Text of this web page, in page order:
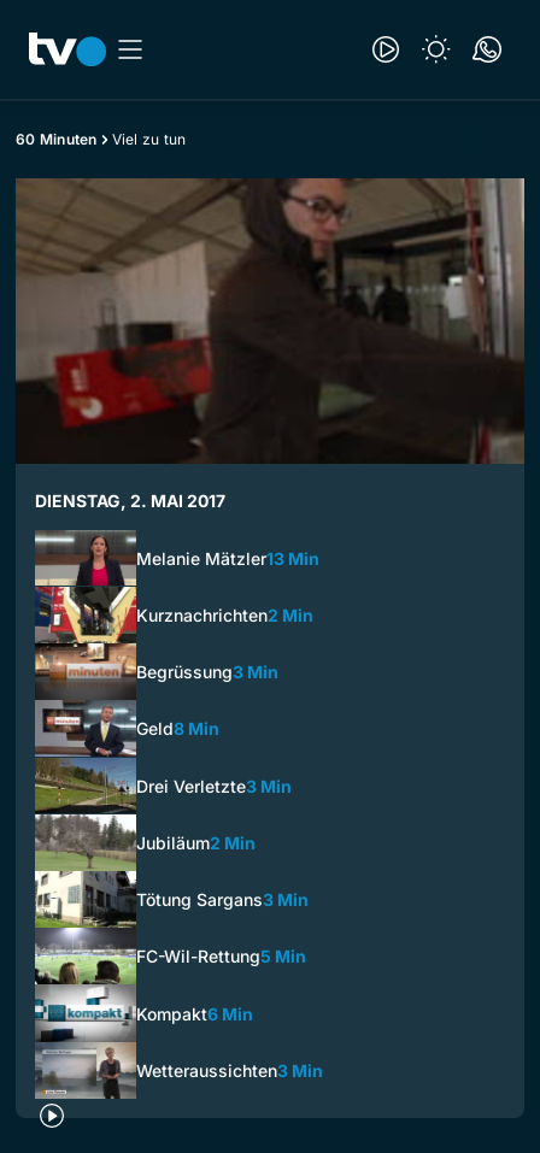
60 Minuten Viel zu tun
DIENSTAG, 2. MAI 2017
Melanie Mätzler13 Min
Kurznachrichten2 Min
Begrüssung3 Min
Geld8 Min
Drei Verletzte3 Min
Jubiläum2 Min
Tötung Sargans3 Min
FC-Wil-Rettung5 Min
Kompakt6 Min
Wetteraussichten3 Min